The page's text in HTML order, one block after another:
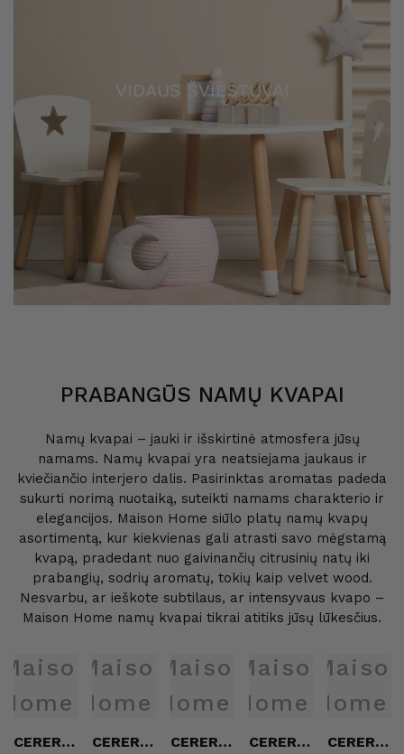
VIDAUS ŠVIESTUVAI
PRABANGŪS NAMŲ KVAPAI
Namų kvapai – jauki ir išskirtinė atmosfera jūsų
namams. Namų kvapai yra neatsiejama jaukaus ir
kviečiančio interjero dalis. Pasirinktas aromatas padeda
sukurti norimą nuotaiką, suteikti namams charakterio ir
elegancijos. Maison Home siūlo platų namų kvapų
asortimentą, kur kiekvienas gali atrasti savo mėgstamą
kvapą, pradedant nuo gaivinančių citrusinių natų iki
prabangių, sodrių aromatų, tokių kaip velvet wood.
Nesvarbu, ar ieškote subtilaus, ar intensyvaus kvapo –
Maison Home namų kvapai tikrai atitiks jūsų lūkesčius.
Maison
Home
Pardavėjas:
CERERIA
Maison
Home
Pardavėjas:
CERERIA
Maison
Home
Pardavėjas:
CERERIA
Maison
Home
Pardavėjas:
CERERIA
Home
CERERIA